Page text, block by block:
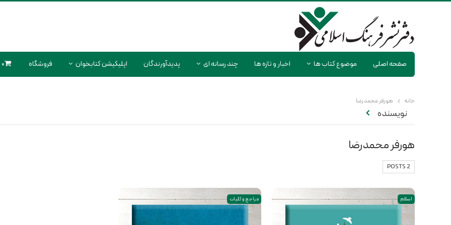
صفحه اصلی موضوع کتاب ها اخبار و تازه ها چند رسانه ای پدیدآورندگان اپلیکیشن کتابخوان فروشگاه 0 محصول
خانه هورفر محمدرضا
نویسنده
هورفر محمدرضا
2 POSTS
اسلام مراجع و کلیات